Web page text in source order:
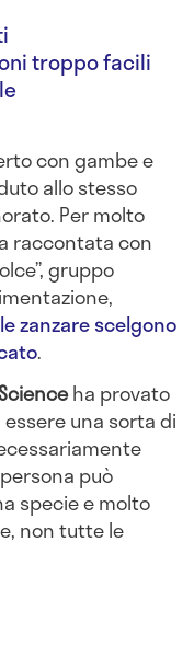
troppo facili
con gambe e
allo stesso
Per molto
raccontata con
gruppo
zanzare scelgono
.
ha provato
una sorta di
può
specie e molto
non tutte le